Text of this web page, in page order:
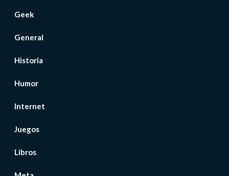
Geek
General
Historia
Humor
Internet
Juegos
Libros